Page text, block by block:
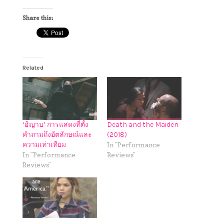
Share this:
Related
‘ฮิญาบ’ การแสดงที่ตั้ง
คำถามถึงอัตลักษณ์และ
ความเท่าเทียม
In "Performance
Reviews"
Death and the Maiden
(2018)
In "Performance
Reviews"